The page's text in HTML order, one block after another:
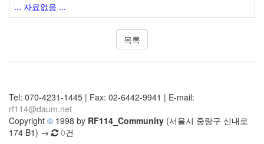
... 자료없음 ...
목록
Tel: 070-4231-1445 | Fax: 02-6442-9941 | E-mail:
rf114@daum.net
Copyright © 1998 by RF114_Community (서울시 중랑구 신내로
174 B1) →
0건